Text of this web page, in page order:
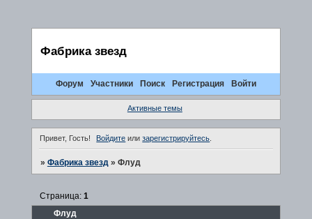
Фабрика звезд
Форум Участники Поиск Регистрация Войти
Активные темы
Привет, Гость! Войдите илизарегистрируйтесь.
» Фабрика звезд » Флуд
Флуд
Страница: 1